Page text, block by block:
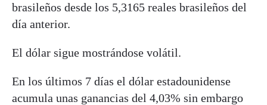
brasileños desde los 5,3165 reales brasileños del
día anterior.
El dólar sigue mostrándose volátil.
En los últimos 7 días el dólar estadounidense
acumula unas ganancias del 4,03% sin embargo